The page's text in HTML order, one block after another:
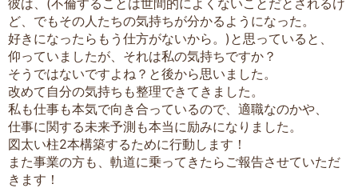
ど、でもその人たちの気持ちが分かるようになった。
好きになったらもう仕方がないから。)と思っていると、
仰っていましたが、それは私の気持ちですか？
そうではないですよね？と後から思いました。
改めて自分の気持ちも整理できてきました。
私も仕事も本気で向き合っているので、適職なのかや、
仕事に関する未来予測も本当に励みになりました。
図太い柱2本構築するために行動します！
また事業の方も、軌道に乗ってきたらご報告させていただ
きます！